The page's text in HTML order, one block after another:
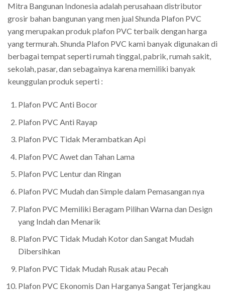
Mitra Bangunan Indonesia adalah perusahaan distributor
grosir bahan bangunan yang men jual Shunda Plafon PVC
yang merupakan produk plafon PVC terbaik dengan harga
yang termurah. Shunda Plafon PVC kami banyak digunakan di
berbagai tempat seperti rumah tinggal, pabrik, rumah sakit,
sekolah, pasar, dan sebagainya karena memiliki banyak
keunggulan produk seperti :
Plafon PVC Anti Bocor
Plafon PVC Anti Rayap
Plafon PVC Tidak Merambatkan Api
Plafon PVC Awet dan Tahan Lama
Plafon PVC Lentur dan Ringan
Plafon PVC Mudah dan Simple dalam Pemasangan nya
Plafon PVC Memiliki Beragam Pilihan Warna dan Design
yang Indah dan Menarik
Plafon PVC Tidak Mudah Kotor dan Sangat Mudah
Dibersihkan
Plafon PVC Tidak Mudah Rusak atau Pecah
Plafon PVC Ekonomis Dan Harganya Sangat Terjangkau